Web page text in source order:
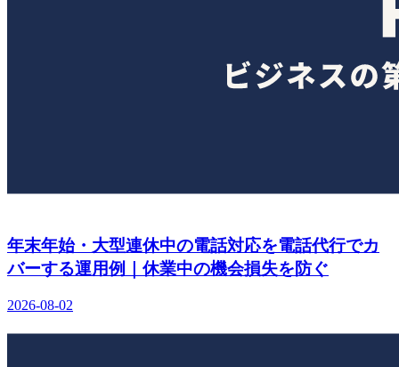
年末年始・大型連休中の電話対応を電話代行でカ
バーする運用例｜休業中の機会損失を防ぐ
2026-08-02